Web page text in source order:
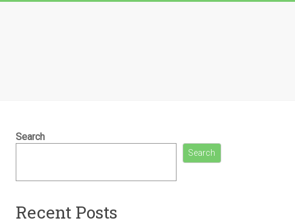
Search
Search
Recent Posts